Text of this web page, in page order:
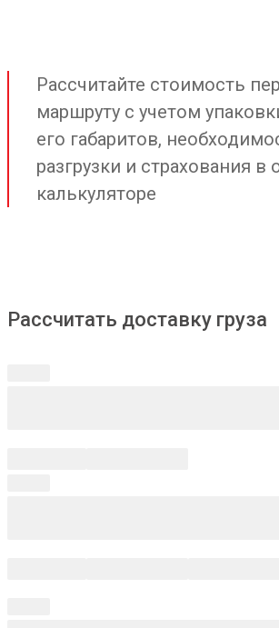
Рассчитайте стоимость
маршруту с учетом
его габаритов,
разгрузки и страхования в
калькуляторе
Рассчитать доставку груза